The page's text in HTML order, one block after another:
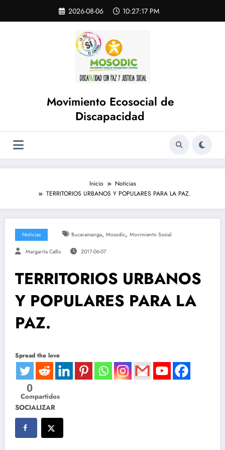
contenido
2026-08-06 10:27:17 PM
Movimiento Ecosocial de
Discapacidad
Inicio
Noticias
TERRITORIOS URBANOS Y POPULARES PARA LA PAZ.
Noticias Bucaramanga, Mosodic, Movimiento Sosial
Margarita Cellis 2017-06-07
TERRITORIOS URBANOS
Y POPULARES PARA LA
PAZ.
Spread the love
0
Compartidos
SOCIALIZAR